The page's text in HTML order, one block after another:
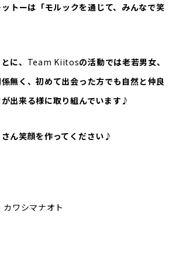
ットーは「モルックを通じて、みんなで笑
に、 Team Kiitosの活動では老若男女、
無く、初めて出会った方でも自然と仲良
出来る様に取り組んでいます♪
ん笑顔を作ってください♪
ワシマナオト